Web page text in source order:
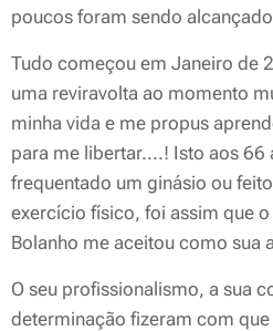
poucos foram sendo
Tudo começou em Janeiro de
uma reviravolta ao momento
minha vida e me propus
para me libertar....! Isto aos 66
frequentado um ginásio ou
exercício físico, foi assim que
Bolanho me aceitou como sua
O seu profissionalismo, a sua
determinação fizeram com